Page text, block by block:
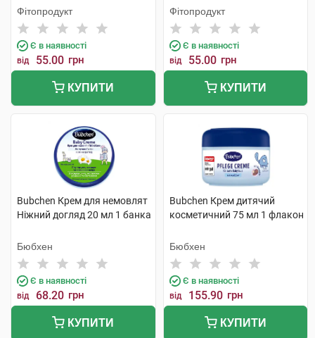
туба
Фітопродукт
Є в наявності
від 55.00 грн
КУПИТИ
туба
Фітопродукт
Є в наявності
від 55.00 грн
КУПИТИ
Bubchen Крем для немовлят
Ніжний догляд 20 мл 1 банка
Бюбхен
Є в наявності
від 68.20 грн
КУПИТИ
Bubchen Крем дитячий
косметичний 75 мл 1 флакон
Бюбхен
Є в наявності
від 155.90 грн
КУПИТИ